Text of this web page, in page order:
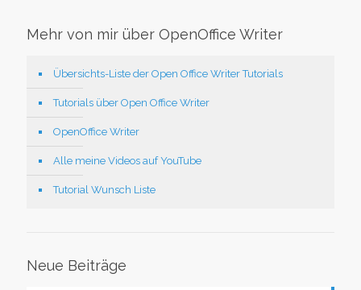
Mehr von mir über OpenOffice Writer
Übersichts-Liste der Open Office Writer Tutorials
Tutorials über Open Office Writer
OpenOffice Writer
Alle meine Videos auf YouTube
Tutorial Wunsch Liste
Neue Beiträge